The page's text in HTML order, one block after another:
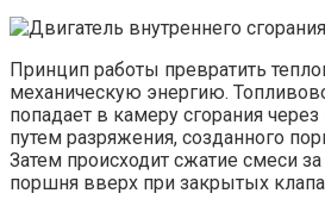
Принцип работы превратить
механическую энергию.
попадает в камеру сгорания
путем разряжения, созданного
Затем происходит сжатие смеси
поршня вверх при закрытых